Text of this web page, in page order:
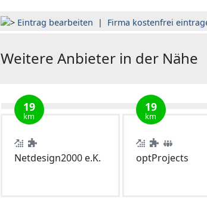
Eintrag bearbeiten | Firma kostenfrei
Weitere Anbieter in der Nähe
19
km
Netdesign2000 e.K.
19
km
optProjects